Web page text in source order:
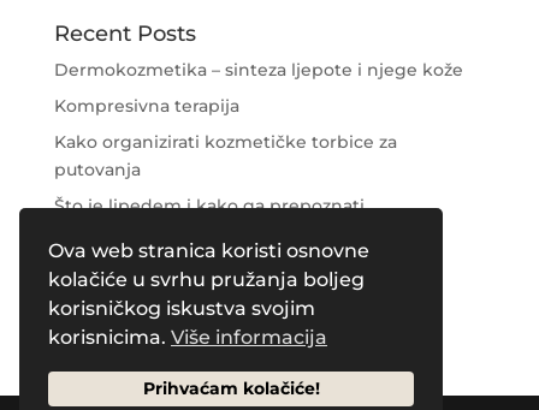
Ova web stranica koristi osnovne
kolačiće u svrhu pružanja boljeg
korisničkog iskustva svojim
korisnicima. Više informacija
Prihvaćam kolačiće!
Recent Posts
Dermokozmetika – sinteza ljepote i njege kože
Kompresivna terapija
Kako organizirati kozmetičke torbice za
putovanja
Što je lipedem i kako ga prepoznati
Njega područja oko očiju
Recent Comments